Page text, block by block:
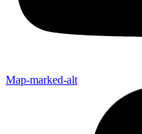
Map-marked-alt